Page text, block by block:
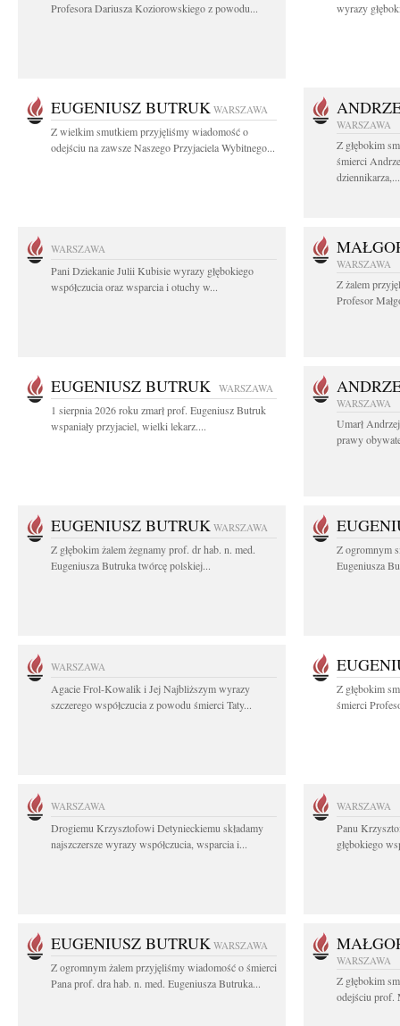
Profesora Dariusza Koziorowskiego z powodu...
wyrazy
EUGENIUSZ BUTRUK WARSZAWA
Z wielkim smutkiem przyjęliśmy wiadomość o
odejściu na zawsze Naszego Przyjaciela Wybitnego...
WARSZAWA
Z głębokim
śmierci
dziennikarza,...
WARSZAWA
Pani Dziekanie Julii Kubisie wyrazy głębokiego
współczucia oraz wsparcia i otuchy w...
WARSZAWA
Z żalem
Profesor
EUGENIUSZ BUTRUK WARSZAWA
1 sierpnia 2026 roku zmarł prof. Eugeniusz Butruk
wspaniały przyjaciel, wielki lekarz....
WARSZAWA
Umarł
prawy
EUGENIUSZ BUTRUK WARSZAWA
Z głębokim żalem żegnamy prof. dr hab. n. med.
Eugeniusza Butruka twórcę polskiej...
Z ogromnym
Eugeniusza
WARSZAWA
Agacie Frol-Kowalik i Jej Najbliższym wyrazy
szczerego współczucia z powodu śmierci Taty...
Z głębokim
śmierci
WARSZAWA
Drogiemu Krzysztofowi Detynieckiemu składamy
najszczersze wyrazy współczucia, wsparcia i...
WARSZAWA
Panu
głębokiego
EUGENIUSZ BUTRUK WARSZAWA
Z ogromnym żalem przyjęliśmy wiadomość o śmierci
Pana prof. dra hab. n. med. Eugeniusza Butruka...
WARSZAWA
Z głębokim
odejściu prof.